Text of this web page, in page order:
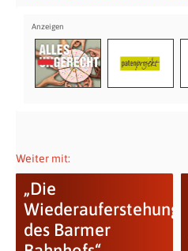
Weiter mit:
„Die
Wiederauferstehung
des Barmer